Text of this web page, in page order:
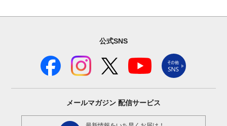
公式SNS
メールマガジン 配信サービス